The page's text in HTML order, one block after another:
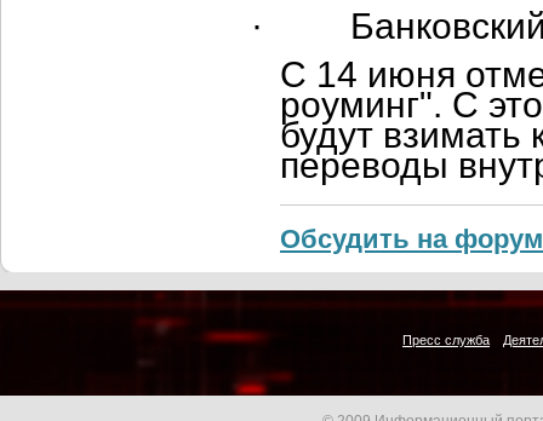
·
С 14 июня
роуминг". С
будут
переводы
Обсудить на
Пресс служба